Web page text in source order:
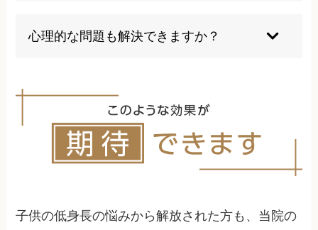
す。医師と話し合い定期的に検査や経過観察を受
けましょう。
心理的な問題も解決できますか？
多く、学校生活や日常のストレスも軽減されるこ
身長を伸ばすには？
子供の低身長の悩みから解放された方も、当院の